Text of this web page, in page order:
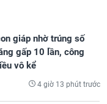
giáp nhờ trúng số
gấp 10 lần, công
vô kể
4 giờ 13 phút trước